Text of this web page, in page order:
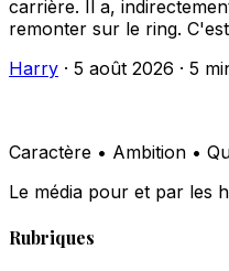
carrière. Il a,
remonter sur le ring.
Harry · 5 août 2026 · 5
Caractère • Ambition •
Le média pour et par les
Rubriques